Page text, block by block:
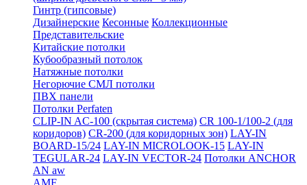
Гинтр (гипсовые)
Дизайнерские Кесонные Коллекционные
Представительские
Китайские потолки
Кубообразный потолок
Натяжные потолки
Негорючие СМЛ потолки
ПВХ панели
Потолки Perfaten
CLIP-IN AC-100 (скрытая система) CR 100-1/100-2 (для
коридоров) CR-200 (для коридорных зон) LAY-IN
BOARD-15/24 LAY-IN MICROLOOK-15 LAY-IN
TEGULAR-24 LAY-IN VECTOR-24 Потолки ANCHOR
AN aw
AMF